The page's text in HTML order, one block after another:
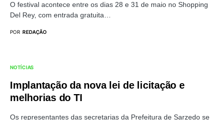
O festival acontece entre os dias 28 e 31 de maio no Shopping
Del Rey, com entrada gratuita…
POR REDAÇÃO
NOTÍCIAS
Implantação da nova lei de licitação e
melhorias do TI
Os representantes das secretarias da Prefeitura de Sarzedo se